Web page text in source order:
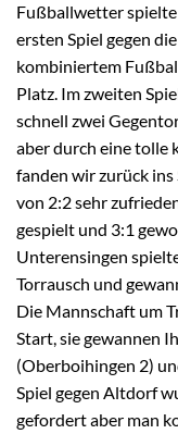
Fußballwetter
ersten Spiel gegen
kombiniertem
Platz. Im zweiten
schnell zwei
aber durch eine tolle
fanden wir zurück
von 2:2 sehr
gespielt und 3:1
Unterensingen
Torrausch und
Die Mannschaft um
Start, sie gewannen
(Oberboihingen 2)
Spiel gegen Altdorf
gefordert aber man